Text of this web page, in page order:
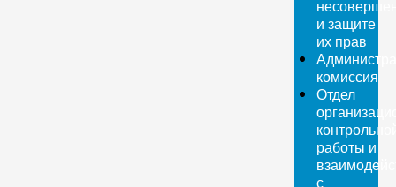
и защите
их прав
комиссия
Отдел
работы и
с